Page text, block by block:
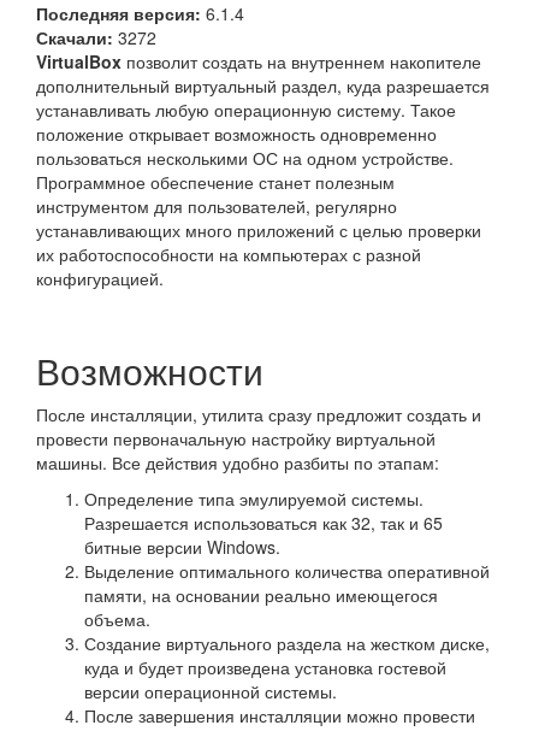
Последняя версия: 6.1.4
Скачали: 3272
VirtualBox позволит создать на внутреннем накопителе
дополнительный виртуальный раздел, куда разрешается
устанавливать любую операционную систему. Такое
положение открывает возможность одновременно
пользоваться несколькими ОС на одном устройстве.
Программное обеспечение станет полезным
инструментом для пользователей, регулярно
устанавливающих много приложений с целью проверки
их работоспособности на компьютерах с разной
конфигурацией.
Возможности
После инсталляции, утилита сразу предложит создать и
провести первоначальную настройку виртуальной
машины. Все действия удобно разбиты по этапам:
Определение типа эмулируемой системы.
Разрешается использоваться как 32, так и 65
битные версии Windows.
Выделение оптимального количества оперативной
памяти, на основании реально имеющегося
объема.
Создание виртуального раздела на жестком диске,
куда и будет произведена установка гостевой
версии операционной системы.
После завершения инсталляции можно провести